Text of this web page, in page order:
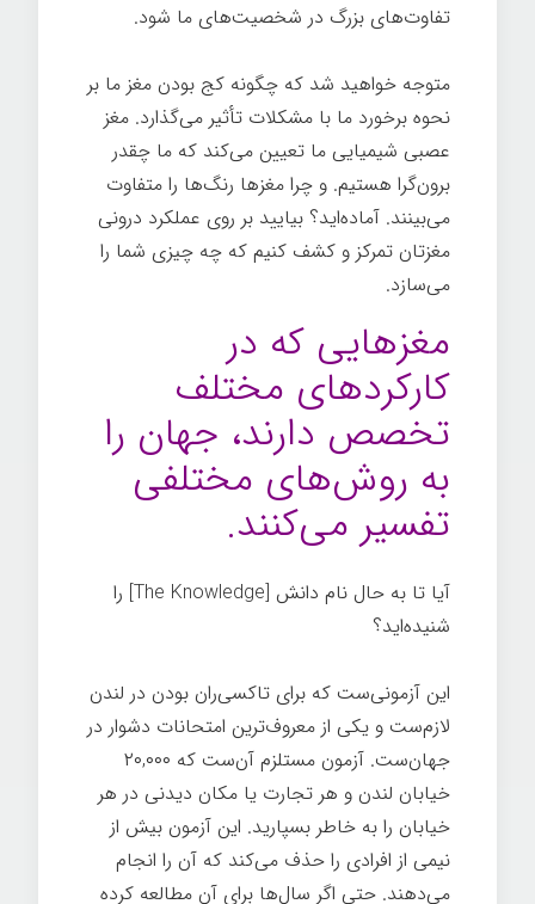
تفاوت‌های بزرگ در شخصیت‌های ما شود.
متوجه خواهید شد که چگونه کج بودن مغز ما بر
نحوه برخورد ما با مشکلات تأثیر می‌گذارد. مغز
عصبی شیمیایی ما تعیین می‌کند که ما چقدر
برون‌گرا هستیم. و چرا مغزها رنگ‌ها را متفاوت
می‌بینند. آماده‌اید؟ بیایید بر روی عملکرد درونی
مغزتان تمرکز و کشف کنیم که چه چیزی شما را
می‌سازد.
مغزهایی که در
کارکردهای مختلف
تخصص دارند، جهان را
به روش‌های مختلفی
تفسیر می‌کنند.
آیا تا به حال نام دانش [The Knowledge] را
شنیده‌اید؟
این آزمونی‌ست که برای تاکسی‌ران بودن در لندن
لازم‌ست و یکی از معروف‌ترین امتحانات دشوار در
جهان‌ست. آزمون مستلزم آن‌ست که ۲۰,۰۰۰
خیابان لندن و هر تجارت یا مکان دیدنی در هر
خیابان را به خاطر بسپارید. این آزمون بیش از
نیمی از افرادی را حذف می‌کند که آن را انجام
می‌دهند. حتی اگر سال‌ها برای آن مطالعه کرده